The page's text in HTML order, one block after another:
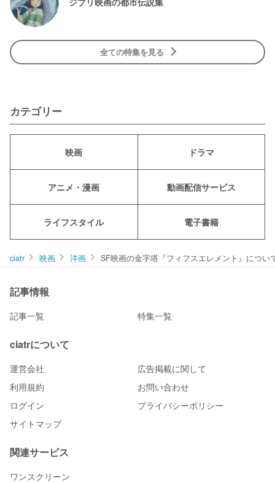
全ての特集を見る
カテゴリー
映画 ドラマ
アニメ・漫画 動画配信サービス
ライフスタイル 電子書籍
ciatr 映画 洋画 SF映画の金字塔『フィフスエレメント』につい
記事情報
記事一覧 特集一覧
ciatrについて
運営会社
広告掲載に関して
利用規約
お問い合わせ
ログイン
プライバシーポリシー
サイトマップ
関連サービス
ワンスクリーン